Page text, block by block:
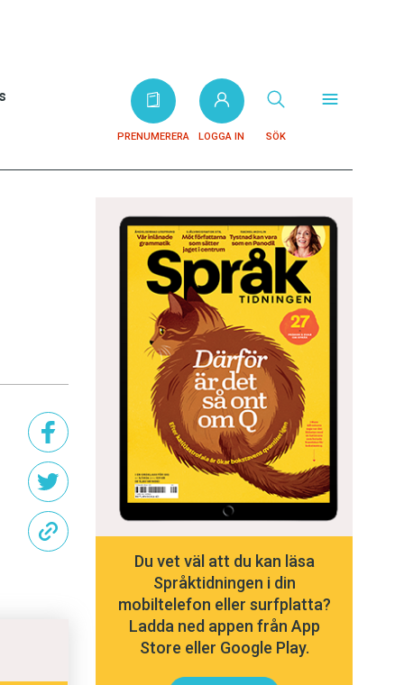
PRENUMERERA LOGGA IN SÖK
Du vet väl att du kan läsa
Språktidningen i din
mobiltelefon eller surfplatta?
Ladda ned appen från App
Store eller Google Play.